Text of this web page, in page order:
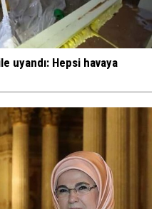
uyandı: Hepsi havaya